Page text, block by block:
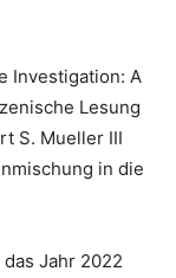
Investigation: A
Lesung
S. Mueller III
in die
Jahr 2022